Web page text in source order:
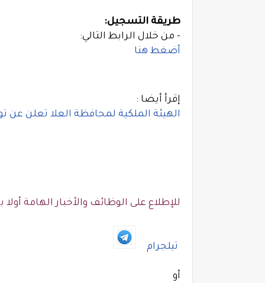
طريقة التسجيل:
- من خلال الرابط التالي:
أضغط هنا
إقرأ أيضا :
الهيئة الملكية لمحافظة العلا تعلن
للإطلاع على الوظائف والأخبار الهامة أولا
تيلجرام
أو